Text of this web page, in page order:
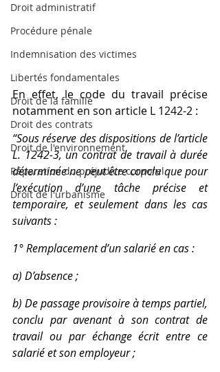
Droit administratif
Procédure pénale
Indemnisation des victimes
Libertés fondamentales
Droit de la famille
Droit des contrats
Droit de l'environnement
Réparation du préjudice corporel
Droit de l'urbanisme
En effet, le code du travail précise
notamment en son article L 1242-2 :
“Sous réserve des dispositions de l’article
L. 1242-3, un contrat de travail à durée
déterminée ne peut être conclu que pour
l’exécution d’une tâche précise et
temporaire, et seulement dans les cas
suivants :
1° Remplacement d’un salarié en cas :
a) D’absence ;
b) De passage provisoire à temps partiel,
conclu par avenant à son contrat de
travail ou par échange écrit entre ce
salarié et son employeur ;